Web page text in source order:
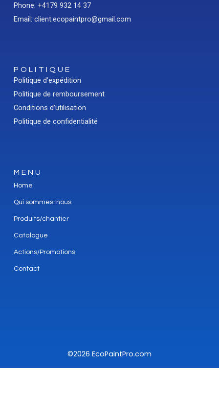
Phone: +4179 932 14 37
Email: client.ecopaintpro@gmail.com
POLITIQUE
Politique d’expédition
Politique de remboursement
Conditions d’utilisation
Politique de confidentialité
MENU
Home
Qui sommes-nous
Produits/chantier
Catalogue
Actions/Promotions
Contact
©2026 EcoPaintPro.com